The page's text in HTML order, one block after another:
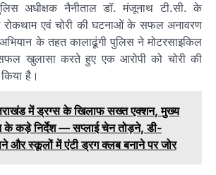
अधीक्षक नैनीताल डॉ. मंजूनाथ टी.सी. के
रोकथाम एवं चोरी की घटनाओं के सफल अनावरण
के तहत कालाढूंगी पुलिस ने मोटरसाइकिल
खुलासा करते हुए एक आरोपी को चोरी की
है।
में ड्रग्स के खिलाफ सख्त एक्शन, मुख्य
के कड़े निर्देश — सप्लाई चेन तोड़ने, डी-
और स्कूलों में एंटी ड्रग क्लब बनाने पर जोर